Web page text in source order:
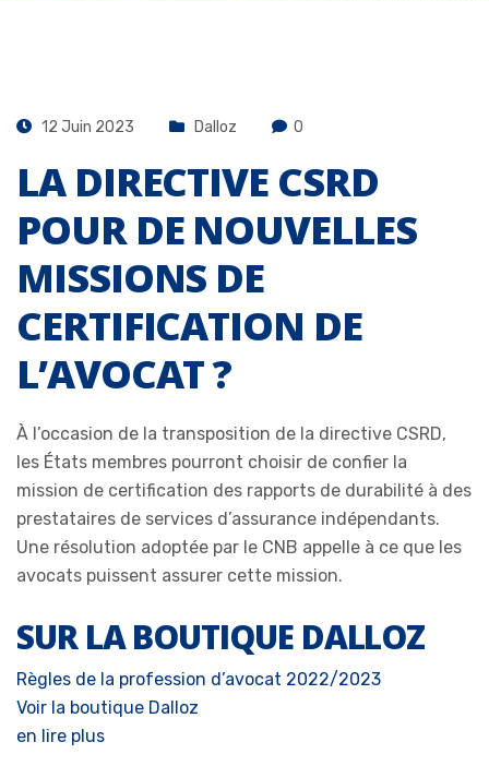
12 Juin 2023 Dalloz 0
LA DIRECTIVE CSRD
POUR DE NOUVELLES
MISSIONS DE
CERTIFICATION DE
L’AVOCAT ?
À l’occasion de la transposition de la directive CSRD,
les États membres pourront choisir de confier la
mission de certification des rapports de durabilité à des
prestataires de services d’assurance indépendants.
Une résolution adoptée par le CNB appelle à ce que les
avocats puissent assurer cette mission.
SUR LA BOUTIQUE DALLOZ
Règles de la profession d’avocat 2022/2023
Voir la boutique Dalloz
en lire plus